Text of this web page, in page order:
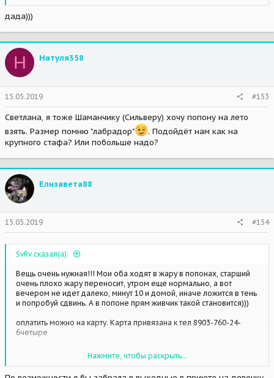
дада)))
Н Натуля358
15.05.2019 #153
Светлана, я тоже Шаманчику (Сильверу) хочу попону на лето
взять. Размер помню "лабрадор"
. Подойдёт нам как на
крупного стафа? Или побольше надо?
Елизавета88
15.05.2019 #154
SvRv сказал(а):
Вещь очень нужная!!! Мои оба ходят в жару в попонах, старший
очень плохо жару переносит, утром еще нормально, а вот
вечером не идет далеко, минут 10 и домой, иначе ложится в тень
и попробуй сдвинь. А в попоне прям живчик такой становится)))
оплатить можно на карту. Карта привязана к тел 8903-760-24-
6четыре
Могу в приют привезти, можно у меня на работе забрать (м.
Пр.Мира), могу курьера отправить, но курьер платный, 300 рэ по
Нажмите, чтобы раскрыть...